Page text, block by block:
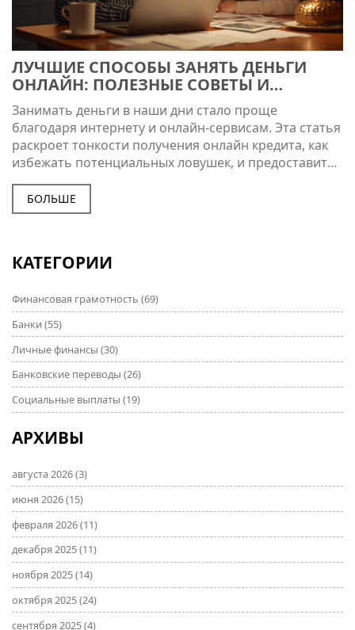
ЛУЧШИЕ СПОСОБЫ ЗАНЯТЬ ДЕНЬГИ
ОНЛАЙН: ПОЛЕЗНЫЕ СОВЕТЫ И
СЕКРЕТЫ
Занимать деньги в наши дни стало проще
благодаря интернету и онлайн-сервисам. Эта статья
раскроет тонкости получения онлайн кредита, как
избежать потенциальных ловушек, и предоставить
полезные советы для успешного оформления
займа. Разберём плюсы и минусы различных
онлайн-сервисов, и как найти самый подходящий
Узнайте всё необходимое для безопасного и
БОЛЬШЕ
КАТЕГОРИИ
Финансовая грамотность (69)
Банки (55)
Личные финансы (30)
Банковские переводы (26)
Социальные выплаты (19)
АРХИВЫ
августа 2026(3)
июня 2026(15)
февраля 2026(11)
декабря 2025(11)
ноября 2025(14)
октября 2025(24)
сентября 2025(4)